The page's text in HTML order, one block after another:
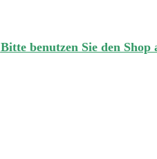
Bitte benutzen Sie den Shop